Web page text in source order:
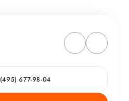
677-98-04